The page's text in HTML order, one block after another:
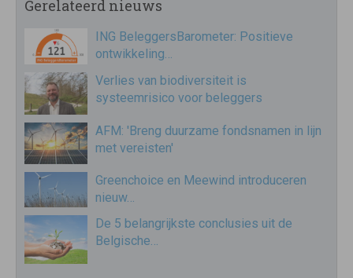
Gerelateerd nieuws
ING BeleggersBarometer: Positieve
ontwikkeling…
Verlies van biodiversiteit is
systeemrisico voor beleggers
AFM: 'Breng duurzame fondsnamen in lijn
met vereisten'
Greenchoice en Meewind introduceren
nieuw…
De 5 belangrijkste conclusies uit de
Belgische…